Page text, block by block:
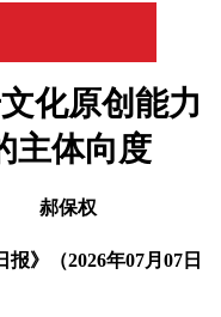
化原创能力
主体向度
郝保权
报》（2026年07月07日